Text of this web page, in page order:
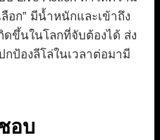
อก” มีน้ำหนักและเข้าถึง
ดขึ้นในโลกที่จับต้องได้ ส่ง
กป้องลีโล่ในเวลาต่อมามี
อบ